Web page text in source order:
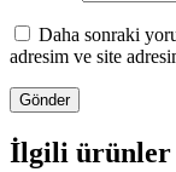
Daha sonraki
adresim ve site
İlgili ürünler